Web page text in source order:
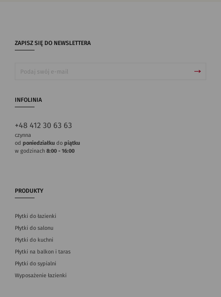
ZAPISZ SIĘ DO NEWSLETTERA
INFOLINIA
+48 412 30 63 63
czynna
od poniedziałku do piątku
w godzinach 8:00 - 16:00
PRODUKTY
Płytki do łazienki
Płytki do salonu
Płytki do kuchni
Płytki na balkon i taras
Płytki do sypialni
Wyposażenie łazienki